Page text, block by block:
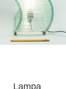
Lampa